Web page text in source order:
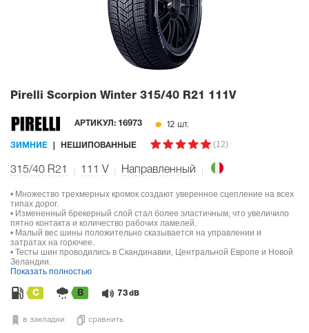
Pirelli Scorpion Winter 315/40 R21 111V
АРТИКУЛ: 16973 12 шт.
ЗИМНИЕ НЕШИПОВАННЫЕ (12)
315/40 R21 111 V Направленный
• Множество трехмерных кромок создают уверенное сцепление на всех
типах дорог.
• Измененный брекерный слой стал более эластичным, что увеличило
пятно контакта и количество рабочих ламелей.
• Малый вес шины положительно сказывается на управлении и
затратах на горючее.
• Тесты шин проводились в Скандинавии, Центральной Европе и Новой
Зеландии.
Показать полностью
C B 73 dB
в закладки сравнить